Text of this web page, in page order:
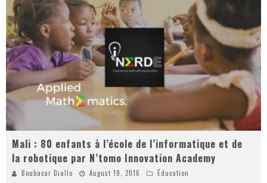
Mali : 80 enfants à l’école de l’informatique et de
la robotique par N’tomo Innovation Academy
Boubacar Diallo August 19, 2016 Éducation